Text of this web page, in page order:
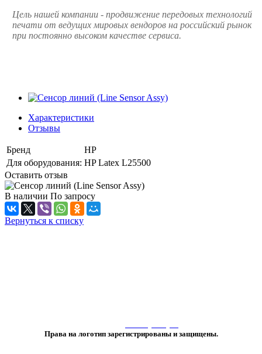
Цель нашей компании - продвижение передовых технологий
печати от ведущих мировых вендоров на российский рынок
при постоянно высоком качестве сервиса.
Характеристики
Отзывы
Бренд
HP
Для оборудования: HP Latex L25500
Оставить отзыв
В наличии По запросу
Вернуться к списку
Права на логотип зарегистрированы и защищены.